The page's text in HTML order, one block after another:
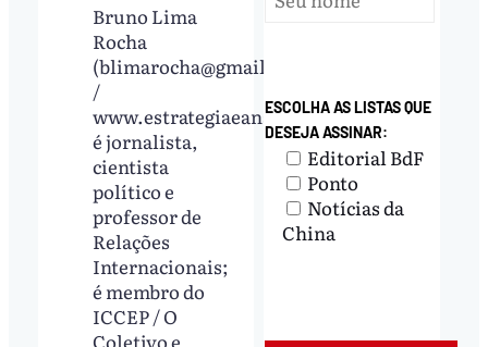
Bruno Lima
Rocha
(blimarocha@gmail.com
/
www.estrategiaeanalise.com.br)
é jornalista,
cientista
político e
professor de
Relações
Internacionais;
é membro do
ICCEP / O
Coletivo e
ESCOLHA AS LISTAS QUE
DESEJA ASSINAR:
Editorial BdF
Ponto
Notícias da
China